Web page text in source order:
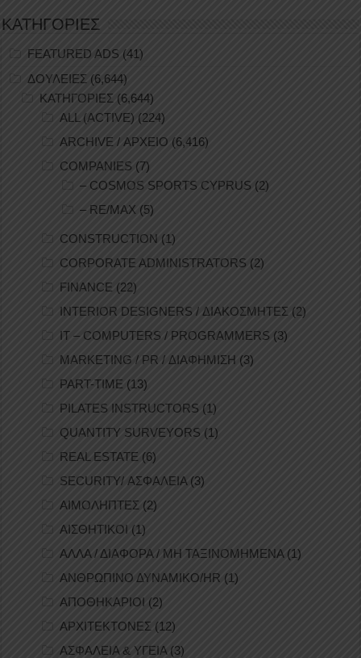
ΚΑΤΗΓΟΡΙΕΣ
FEATURED ADS (41)
ΔΟΥΛΕΙΕΣ (6,644)
ΚΑΤΗΓΟΡΙΕΣ (6,644)
ALL (ACTIVE) (224)
ARCHIVE / ΑΡΧΕΙΟ (6,416)
COMPANIES (7)
– COSMOS SPORTS CYPRUS (2)
– RE/MAX (5)
CONSTRUCTION (1)
CORPORATE ADMINISTRATORS (2)
FINANCE (22)
INTERIOR DESIGNERS / ΔΙΑΚΟΣΜΗΤΕΣ (2)
IT – COMPUTERS / PROGRAMMERS (3)
MARKETING / PR / ΔΙΑΦΗΜΙΣΗ (3)
PART-TIME (13)
PILATES INSTRUCTORS (1)
QUANTITY SURVEYORS (1)
REAL ESTATE (6)
SECURITY/ ΑΣΦΑΛΕΙΑ(3)
ΑΙΜΟΛΗΠΤΕΣ (2)
ΑΙΣΘΗΤΙΚΟΙ (1)
ΑΛΛΑ / ΔΙΑΦΟΡΑ / ΜΗ ΤΑΞΙΝΟΜΗΜΕΝΑ(1)
ΑΝΘΡΩΠΙΝΟ ΔΥΝΑΜΙΚΟ/HR (1)
ΑΠΟΘΗΚΑΡΙΟΙ (2)
ΑΡΧΙΤΕΚΤΟΝΕΣ (12)
ΑΣΦΑΛΕΙΑ & ΥΓΕΙΑ (3)